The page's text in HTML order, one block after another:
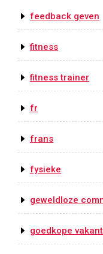
feedback geven
fitness
fitness trainer
fr
frans
fysieke
geweldloze
goedkope